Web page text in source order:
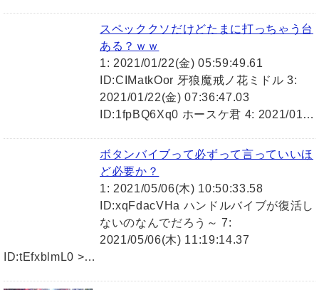
スペッククソだけどたまに打っちゃう台
ある？ｗｗ
1: 2021/01/22(金) 05:59:49.61
ID:CIMatkOor 牙狼魔戒ノ花ミドル 3:
2021/01/22(金) 07:36:47.03
ID:1fpBQ6Xq0 ホースケ君 4: 2021/01…
ボタンバイブって必ずって言っていいほ
ど必要か？
1: 2021/05/06(木) 10:50:33.58
ID:xqFdacVHa ハンドルバイブが復活し
ないのなんでだろう～ 7:
2021/05/06(木) 11:19:14.37
ID:tEfxblmL0 >…